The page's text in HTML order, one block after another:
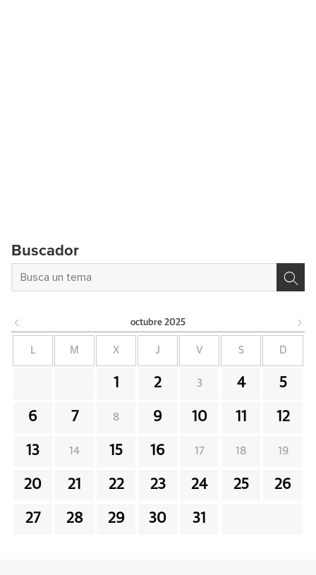
Buscador
octubre 2025
M X J V S D
1 2 3 4 5
6 7 8 9 10 11 12
13 14 15 16 17 18 19
20 21 22 23 24 25 26
27 28 29 30 31